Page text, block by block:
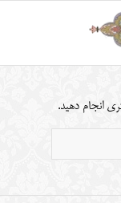
انجام دهید.